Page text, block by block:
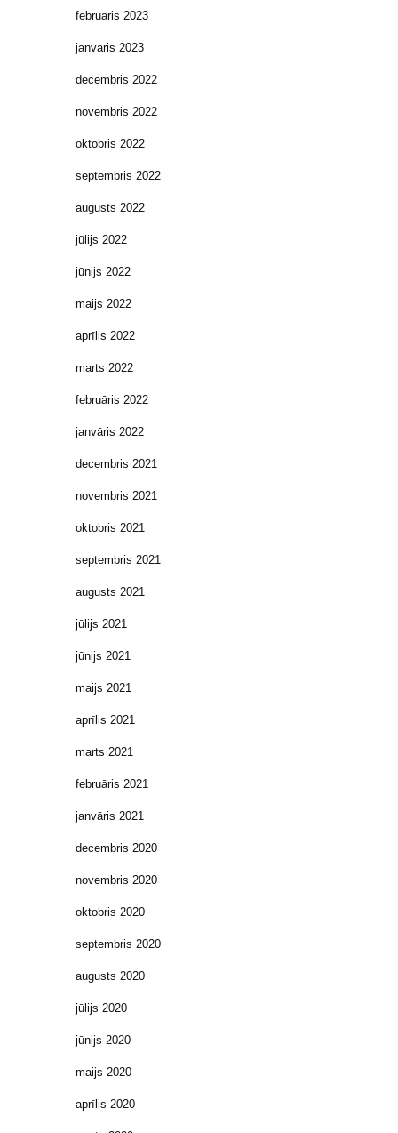
februāris 2023
janvāris 2023
decembris 2022
novembris 2022
oktobris 2022
septembris 2022
augusts 2022
jūlijs 2022
jūnijs 2022
maijs 2022
aprīlis 2022
marts 2022
februāris 2022
janvāris 2022
decembris 2021
novembris 2021
oktobris 2021
septembris 2021
augusts 2021
jūlijs 2021
jūnijs 2021
maijs 2021
aprīlis 2021
marts 2021
februāris 2021
janvāris 2021
decembris 2020
novembris 2020
oktobris 2020
septembris 2020
augusts 2020
jūlijs 2020
jūnijs 2020
maijs 2020
aprīlis 2020